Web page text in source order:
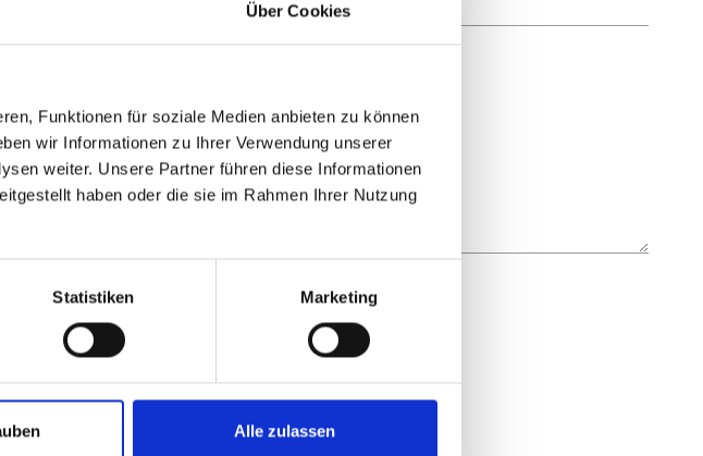
Über Cookies
Funktionen für soziale Medien anbieten zu können
wir Informationen zu Ihrer Verwendung unserer
weiter. Unsere Partner führen diese Informationen
haben oder die sie im Rahmen Ihrer Nutzung
Statistiken Marketing
Alle zulassen